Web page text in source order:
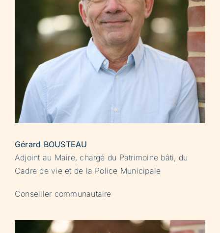
Gérard BOUSTEAU
Adjoint au Maire, chargé du Patrimoine bâti, du
Cadre de vie et de la Police Municipale
Conseiller communautaire